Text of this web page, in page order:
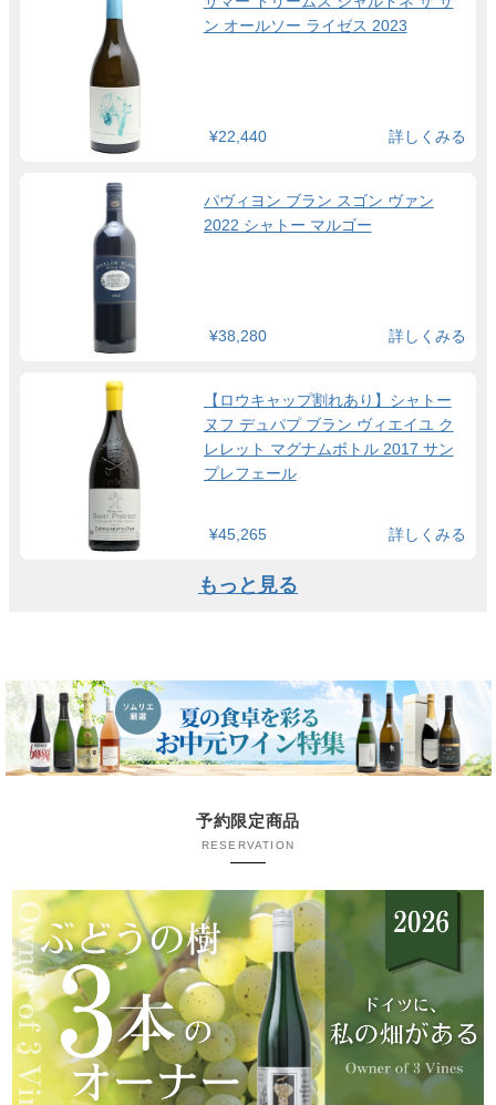
ン オールソー ライゼス 2023
¥22,440 詳しくみる
パヴィヨン ブラン スゴン ヴァン
2022 シャトー マルゴー
¥38,280 詳しくみる
【ロウキャップ割れあり】シャトー
ヌフ デュパプ ブラン ヴィエイユ ク
レレット マグナムボトル 2017 サン
プレフェール
¥45,265 詳しくみる
もっと見る
予約限定商品
RESERVATION